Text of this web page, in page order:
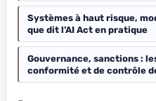
Systèmes à haut risque,
que dit l’AI Act en pratique
Gouvernance, sanctions :
conformité et de contrôle